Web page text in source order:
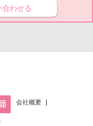
合わせる
会社概要